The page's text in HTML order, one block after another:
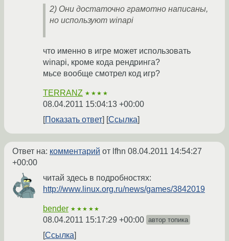
2) Они достаточно грамотно написаны,
но используют winapi
что именно в игре может использовать
winapi, кроме кода рендринга?
мьсе вообще смотрел код игр?
TERRANZ ★★★★
08.04.2011 15:04:13 +00:00
Показать ответ
Ссылка
Ответ на: комментарий от lfhn 08.04.2011 14:54:27
+00:00
читай здесь в подробностях:
http://www.linux.org.ru/news/games/3842019
bender ★★★★★
08.04.2011 15:17:29 +00:00 автор топика
Ссылка